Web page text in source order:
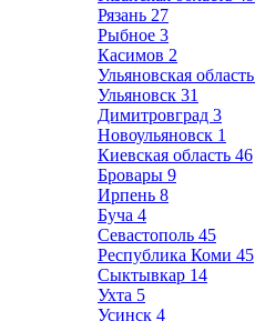
Рязань 27
Рыбное 3
Касимов 2
Ульяновская область
Ульяновск 31
Димитровград 3
Новоульяновск 1
Киевская область 46
Бровары 9
Ирпень 8
Буча 4
Севастополь 45
Республика Коми 45
Сыктывкар 14
Ухта 5
Усинск 4